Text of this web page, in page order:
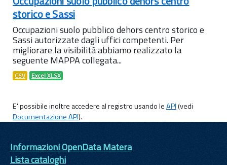
storico e Sassi
Occupazioni suolo pubblico dehors centro storico e
Sassi autorizzate dagli uffici competenti. Per
migliorare la visibilità abbiamo realizzato la
seguente MAPPA collegata...
CSV Excel XLSX
E' possibile inoltre accedere al registro usando leAPI(vedi
Documentazione API).
Informazioni OpenData Matera
Lista cataloghi